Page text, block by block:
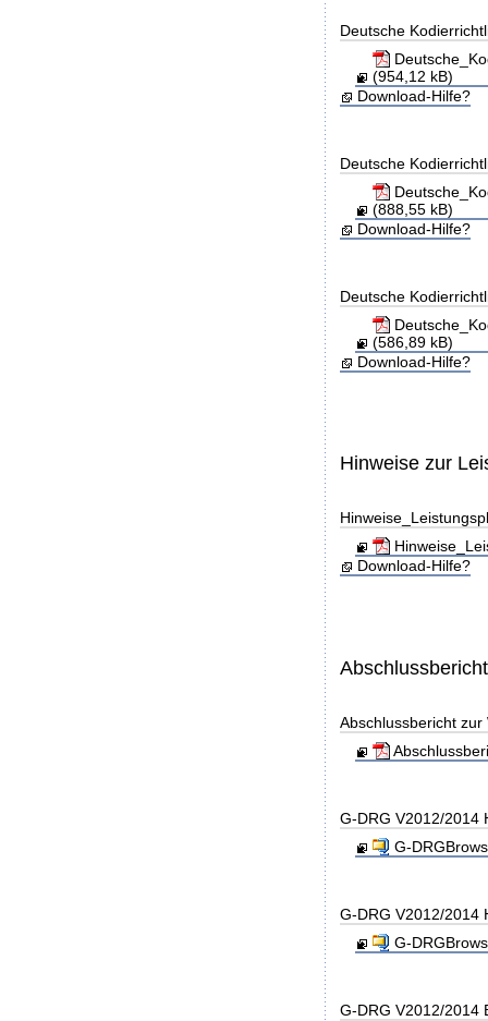
Deutsche
(954,12 kB)
Download-Hilfe?
Deutsche
(888,55 kB)
Download-Hilfe?
Deutsche
(586,89 kB)
Download-Hilfe?
Hinweise zur
Download-Hilfe?
Abschlussbericht
G-DRG V2012/2014
G-
G-DRG V2012/2014
G-
G-DRG V2012/2014